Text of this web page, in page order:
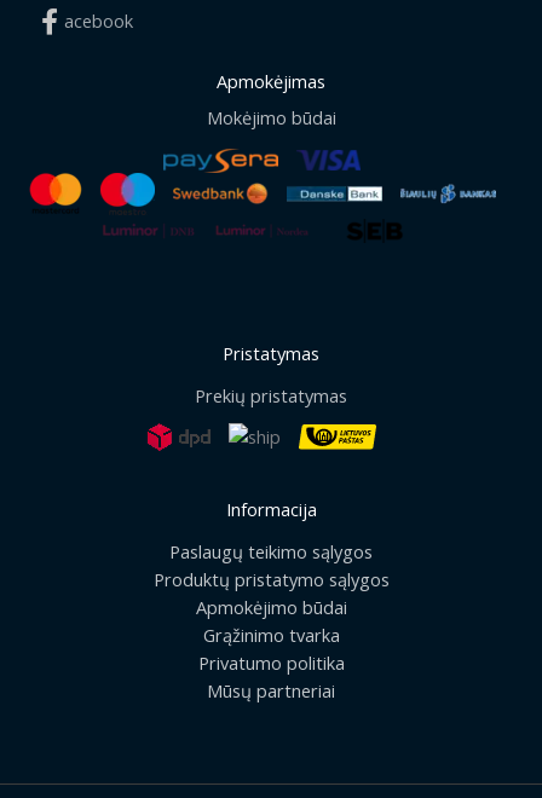
acebook
Apmokėjimas
Mokėjimo būdai
Pristatymas
Prekių pristatymas
Informacija
Paslaugų teikimo sąlygos
Produktų pristatymo sąlygos
Apmokėjimo būdai
Grąžinimo tvarka
Privatumo politika
Mūsų partneriai